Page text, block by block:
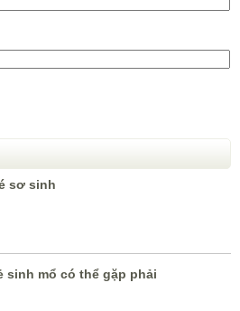
sơ sinh
sinh mổ có thể gặp phải